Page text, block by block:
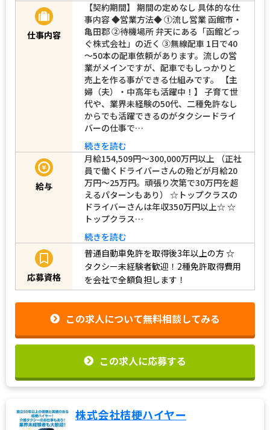
仕事内容
【契約期間】 期間の定めなし 具体的な仕
事内容 ◆営業方法◆ ①流し営業 函館市・
亀田郡 ②待機場所 弁天にある「函館どっ
ぐ株式会社」の近く ③無線配車 1日で40
～50本の配車依頼があります。流しの営
業がメインですが、配車でもしっかりと
売上を作る事ができる仕組みです。 【主
婦（夫）・中高年も活躍中！】 子育て世
代や、業界未経験の50代、二種免許なし
からでも活躍できるのがタクシードライ
バーの仕事で…
続きを読む
給与
月給154,509円～300,000万円以上 （正社
員で働くドライバーさんの殆どが月給20
万円～25万円。頑張り次第で30万円を超
えるパターンもあり） ☆トップクラスの
ドライバーさんは年収350万円以上☆ ☆
トップクラス…
続きを読む
応募資格
普通自動車免許を取得後3年以上の方☆
タクシー未経験者歓迎！2種免許取得費用
を会社で全額負担します！
この求人について無料相談してみる
この求人に応募する
株式会社桔梗ハイヤー